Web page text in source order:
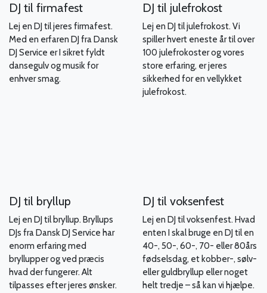
DJ til firmafest
Lej en DJ til jeres firmafest.
Med en erfaren DJ fra Dansk
DJ Service er I sikret fyldt
dansegulv og musik for
enhver smag.
DJ til julefrokost
Lej en DJ til julefrokost. Vi
spiller hvert eneste år til over
100 julefrokoster og vores
store erfaring, er jeres
sikkerhed for en vellykket
julefrokost.
DJ til bryllup
Lej en DJ til bryllup. Bryllups
DJs fra Dansk DJ Service har
enorm erfaring med
bryllupper og ved præcis
hvad der fungerer. Alt
tilpasses efter jeres ønsker.
DJ til voksenfest
Lej en DJ til voksenfest. Hvad
enten I skal bruge en DJ til en
40-, 50-, 60-, 70- eller 80års
fødselsdag, et kobber-, sølv-
eller guldbryllup eller noget
helt tredje – så kan vi hjælpe.